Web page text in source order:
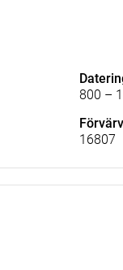
800 –
16807